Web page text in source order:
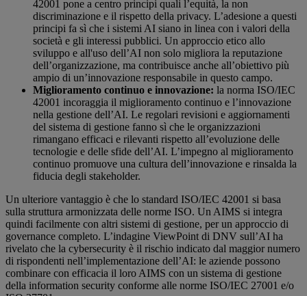
42001 pone a centro principi quali l’equità, la non
discriminazione e il rispetto della privacy. L’adesione a questi
principi fa sì che i sistemi AI siano in linea con i valori della
società e gli interessi pubblici. Un approccio etico allo
sviluppo e all'uso dell’AI non solo migliora la reputazione
dell’organizzazione, ma contribuisce anche all’obiettivo più
ampio di un’innovazione responsabile in questo campo.
Miglioramento continuo e innovazione: la norma ISO/IEC
42001 incoraggia il miglioramento continuo e l’innovazione
nella gestione dell’AI. Le regolari revisioni e aggiornamenti
del sistema di gestione fanno sì che le organizzazioni
rimangano efficaci e rilevanti rispetto all’evoluzione delle
tecnologie e delle sfide dell’AI. L’impegno al miglioramento
continuo promuove una cultura dell’innovazione e rinsalda la
fiducia degli stakeholder.
Un ulteriore vantaggio è che lo standard ISO/IEC 42001 si basa
sulla struttura armonizzata delle norme ISO. Un AIMS si integra
quindi facilmente con altri sistemi di gestione, per un approccio di
governance completo. L’indagine ViewPoint di DNV sull’AI ha
rivelato che la cybersecurity è il rischio indicato dal maggior numero
di rispondenti nell’implementazione dell’AI: le aziende possono
combinare con efficacia il loro AIMS con un sistema di gestione
della information security conforme alle norme ISO/IEC 27001 e/o